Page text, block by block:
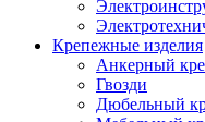
Крепежные изделия
Анкерный
Гвозди
Дюбельный